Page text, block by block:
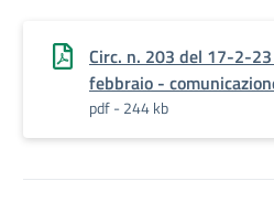
Circ. n. 203 del 17-2-
febbraio -
pdf - 244 kb